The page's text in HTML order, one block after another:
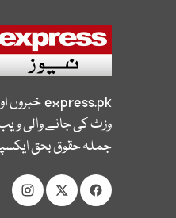
express.pkخبروں
وزٹ کی جانے والی
جملہ حقوق بحق